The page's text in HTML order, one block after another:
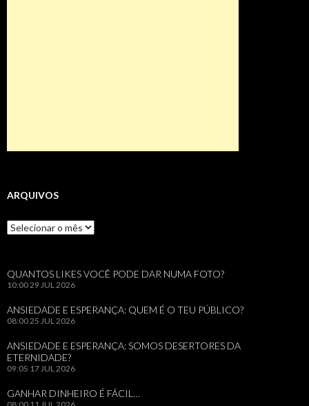
ARQUIVOS
Arquivos
QUANTOS LIKES VOCÊ PODE DAR NUMA FOTO?
10:0029 JUL 2026
ANSIEDADE E ESPERANÇA: QUEM É O TEU PÚBLICO?
08:0025 JUL 2026
ANSIEDADE E ESPERANÇA: SOMOS DESERTORES DA
ETERNIDADE?
09:05 17 JUL 2026
GANHAR DINHEIRO É FÁCIL…